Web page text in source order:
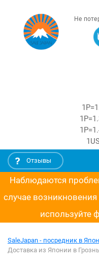
Не
Отзывы
Наблюдаются
случае
используйте
SaleJapan - посредник в
Доставка из Японии в